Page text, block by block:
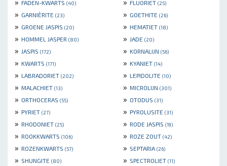
FADEN-KWARTS (40) FLUORIET (25)
» GARNIÈRITE (23) » GOETHITE (26)
» GROENE JASPIS (20) » HEMATIET (18)
» HOMMEL JASPER (80) » JADE (20)
» JASPIS (172) » KORNALIJN (56)
» KWARTS (171) » KYANIET (14)
» LABRADORIET (202) » LEPIDOLITE (10)
» MALACHIET (13) » MICROLIJN (301)
» ORTHOCERAS (55) » OTODUS (31)
» PYRIET (27) » PYROLUSITE (31)
» RHODONIET (25) » RODE JASPIS (19)
» ROOKKWARTS (106) » ROZE ZOUT (42)
» ROZENKWARTS (57) » SEPTARIA (26)
» SHUNGITE (80) » SPECTROLIET (11)